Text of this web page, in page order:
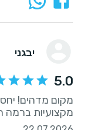
יבגני
5.0
מקום מדהים! יחס
מקצועיות ברמה